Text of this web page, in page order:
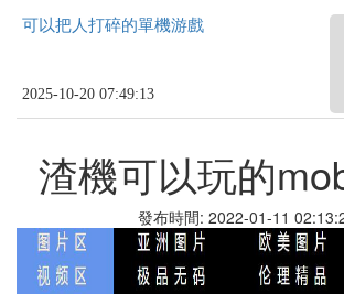
可以把人打碎的單機游戲
2025-10-20 07:49:13
渣機可以玩的
發布時間: 2022-01-11